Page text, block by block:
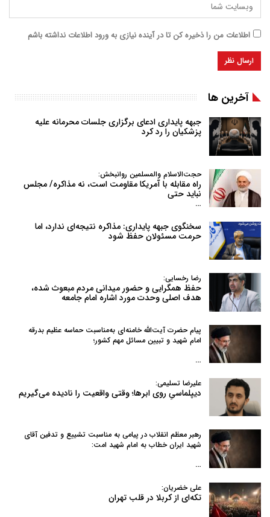
اطلاعات من را ذخیره کن تا در آینده نیازی به ورود اطلاعات نداشته باشم
آخرین ها
جبهه پایداری ادعای برگزاری جلسات محرمانه علیه
پزشکیان را رد کرد
حجت‌الاسلام والمسلمین روانبخش:
راه مقابله با آمریکا مقاومت است، نه مذاکره/ مجلس
نباید حتی
…
سخنگوی جبهه پایداری: مذاکره نتیجه‌ای ندارد، اما
حرمت مسئولان حفظ شود
رضا رخسایی:
حفظ همگرایی و حضور میدانی مردم مبعوث شده،
هدف اصلی وحدت مورد اشاره امام جامعه
پیام حضرت آیت‌الله خامنه‌ای به‌مناسبت حماسه عظیم بدرقه
امام شهید و تبیین مسائل مهم کشور؛
…
علیرضا تسلیمی:
دیپلماسیِ روی ابرها؛ وقتی واقعیت را نادیده می‌گیریم
رهبر معظم انقلاب در پیامی به‌ مناسبت تشییع و تدفین آقای
شهید ایران خطاب به امام شهید امت:
…
علی خضریان:
تکه‌ای از کربلا در قلب تهران